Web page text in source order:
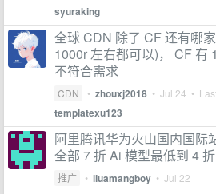
syuraking
全球 CDN 除了 CF 还有哪
1000r 左右都可以)， CF 有
不符合需求
CDN • zhouxj2018 • Jul 24 •
templatexu123
阿里腾讯华为火山国内国际
全部 7 折 Ai 模型最低到 4 折
推广 • liuamangboy • Jul 22